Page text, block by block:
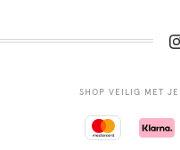
SHOP VEILIG MET JE